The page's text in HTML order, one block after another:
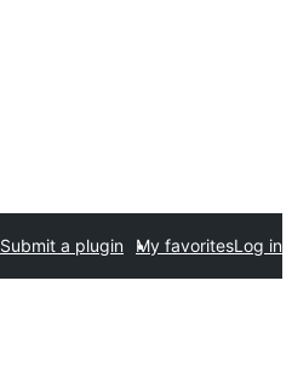
Submit a plugin My favoritesLog in